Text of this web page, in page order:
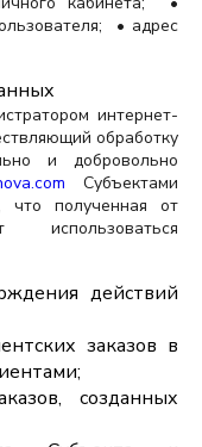
• адрес
интернет-
обработку
и добровольно
Субъектами
что полученная от
действий
заказов в
созданных